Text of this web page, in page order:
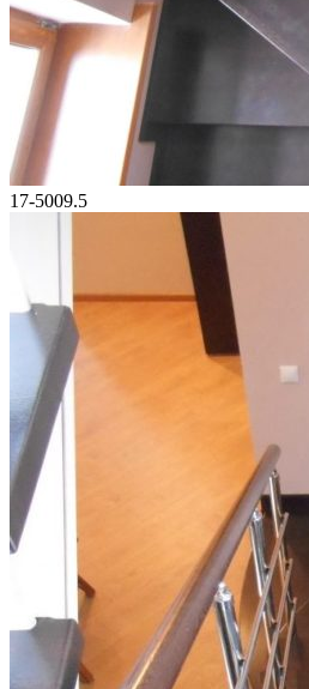
17-5009.5